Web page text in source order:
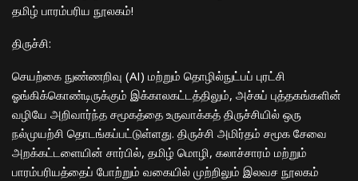
தமிழ் பாரம்பரிய நூலகம்!
​திருச்சி:
செயற்கை நுண்ணறிவு (AI) மற்றும் தொழில்நுட்பப் புரட்சி
ஓங்கிக்கொண்டிருக்கும் இக்காலகட்டத்திலும், அச்சுப் புத்தகங்களின்
வழியே அறிவார்ந்த சமூகத்தை உருவாக்கத் திருச்சியில் ஒரு
நல்முயற்சி தொடங்கப்பட்டுள்ளது. திருச்சி அமிர்தம் சமூக சேவை
அறக்கட்டளையின் சார்பில், தமிழ் மொழி, கலாச்சாரம் மற்றும்
பாரம்பரியத்தைப் போற்றும் வகையில் முற்றிலும் இலவச நூலகம்